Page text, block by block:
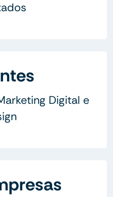
Digital e